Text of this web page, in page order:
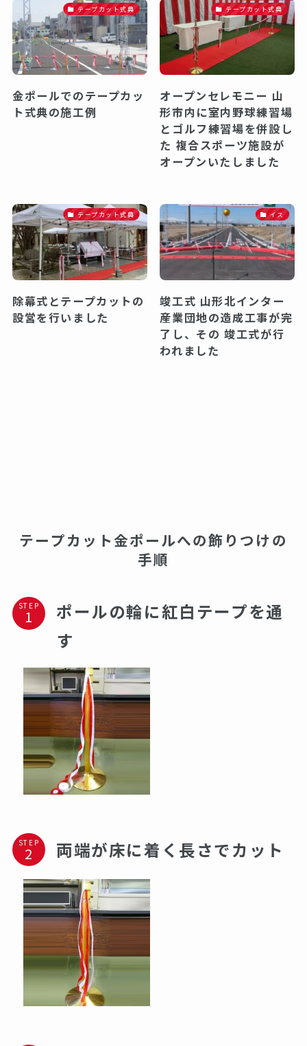
テープカット式典
金ポールでのテープカッ
ト式典の施工例
テープカット式典
オープンセレモニー 山
形市内に室内野球練習場
とゴルフ練習場を併設し
た 複合スポーツ施設が
オープンいたしました
テープカット式典
除幕式とテープカットの
設営を行いました
イス
竣工式 山形北インター
産業団地の造成工事が完
了し、その 竣工式が行
われました
テープカット金ポールへの飾りつけの
手順
STEP
ポールの輪に紅白テープを通
す
STEP 両端が床に着く長さでカット